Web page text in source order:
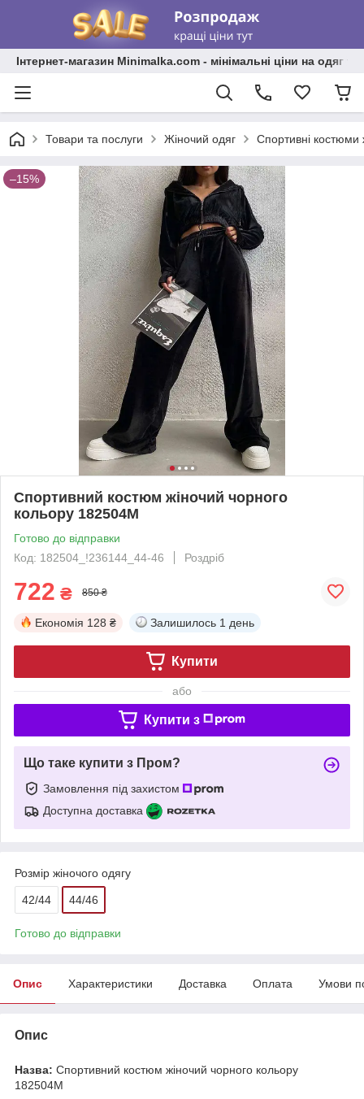
Інтернет-магазин Minimalka.com - мінімальні ціни на одяг
Товари та послуги Жіночий одяг Спортивні костюми
–15%
Спортивний костюм жіночий чорного
кольору 182504M
Готово до відправки
Код: 182504_!236144_44-46
Роздріб
722 ₴ 850 ₴
Економія 128 ₴ Залишилось 1 день
Купити
або
Купити з
Що таке купити з Пром?
Замовлення під захистом
Доступна доставка
Розмір жіночого одягу
42/44 44/46
Готово до відправки
Опис Характеристики Доставка Оплата Умови
Опис
Назва: Спортивний костюм жіночий чорного кольору
182504M